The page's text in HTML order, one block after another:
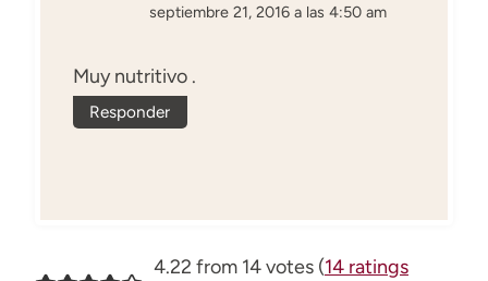
septiembre 21, 2016 a las 4:50 am
Muy nutritivo .
Responder
4.22 from 14 votes (14 ratings